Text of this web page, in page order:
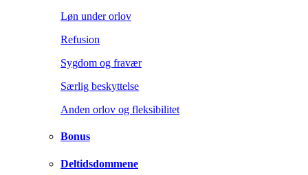
Løn under orlov
Refusion
Sygdom og fravær
Særlig beskyttelse
Anden orlov og fleksibilitet
Bonus
Deltidsdommene